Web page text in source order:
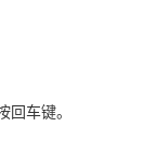
车键。